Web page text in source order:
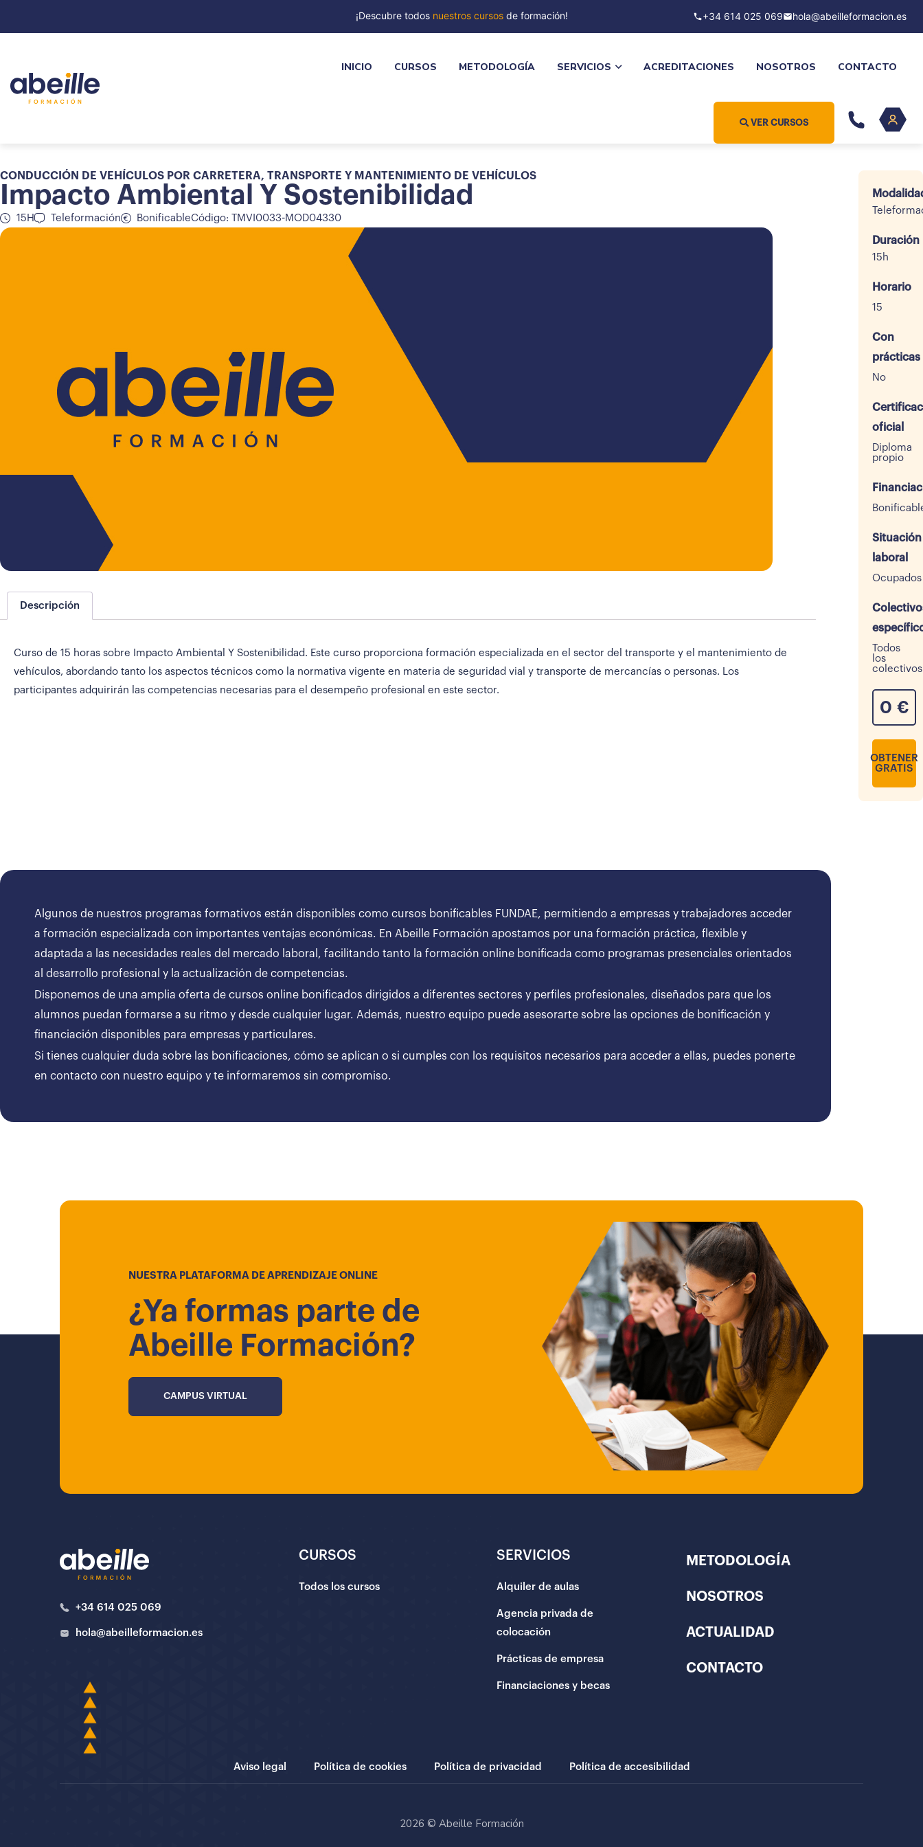
¡Descubre todos nuestros cursosde formación! +34 614 025 069 hola@abeilleformacion.es
INICIO CURSOS METODOLOGÍA SERVICIOS ACREDITACIONES NOSOTROS CONTACTO
VER CURSOS
CONDUCCIÓN DE VEHÍCULOS POR CARRETERA, TRANSPORTE Y MANTENIMIENTO DE VEHÍCULOS
Impacto Ambiental Y Sostenibilidad
15H Teleformación BonificableCódigo: TMVI0033-MOD04330
Descripción
Curso de 15 horas sobre Impacto Ambiental Y Sostenibilidad. Este curso proporciona formación especializada en el sector del transporte y el mantenimiento de
vehículos, abordando tanto los aspectos técnicos como la normativa vigente en materia de seguridad vial y transporte de mercancías o personas. Los
participantes adquirirán las competencias necesarias para el desempeño profesional en este sector.
Duración
15h
Horario
15
Con
prácticas
No
oficial
Diploma
propio
Situación
laboral
Ocupados
Todos
los
colectivos
0 €
OBTENER
GRATIS
Algunos de nuestros programas formativos están disponibles como cursos bonificables FUNDAE, permitiendo a empresas y trabajadores acceder
a formación especializada con importantes ventajas económicas. En Abeille Formación apostamos por una formación práctica, flexible y
adaptada a las necesidades reales del mercado laboral, facilitando tanto la formación online bonificada como programas presenciales orientados
al desarrollo profesional y la actualización de competencias.
Disponemos de una amplia oferta de cursos online bonificados dirigidos a diferentes sectores y perfiles profesionales, diseñados para que los
alumnos puedan formarse a su ritmo y desde cualquier lugar. Además, nuestro equipo puede asesorarte sobre las opciones de bonificación y
financiación disponibles para empresas y particulares.
Si tienes cualquier duda sobre las bonificaciones, cómo se aplican o si cumples con los requisitos necesarios para acceder a ellas, puedes ponerte
en contacto con nuestro equipo y te informaremos sin compromiso.
NUESTRA PLATAFORMA DE APRENDIZAJE ONLINE
¿Ya formas parte de
Abeille Formación?
CAMPUS VIRTUAL
+34 614 025 069
hola@abeilleformacion.es
CURSOS
Todos los cursos
SERVICIOS
Alquiler de aulas
Agencia privada de
colocación
Prácticas de empresa
Financiaciones y becas
METODOLOGÍA
NOSOTROS
ACTUALIDAD
CONTACTO
Aviso legal Política de cookies Política de privacidad Política de accesibilidad
2026 © Abeille Formación